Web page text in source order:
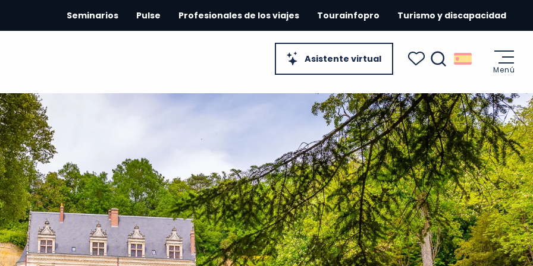
Asistente virtual
Seminarios Pulse Profesionales de los viajes Tourainfopro Turismo y discapacidad
Menú